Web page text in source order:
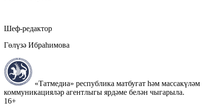
Шеф-редактор
Гөлүзә Ибраһимова
«Татмедиа» республика матбугат һәм массакүләм
коммуникацияләр агентлыгы ярдәме белән чыгарыла.
16+